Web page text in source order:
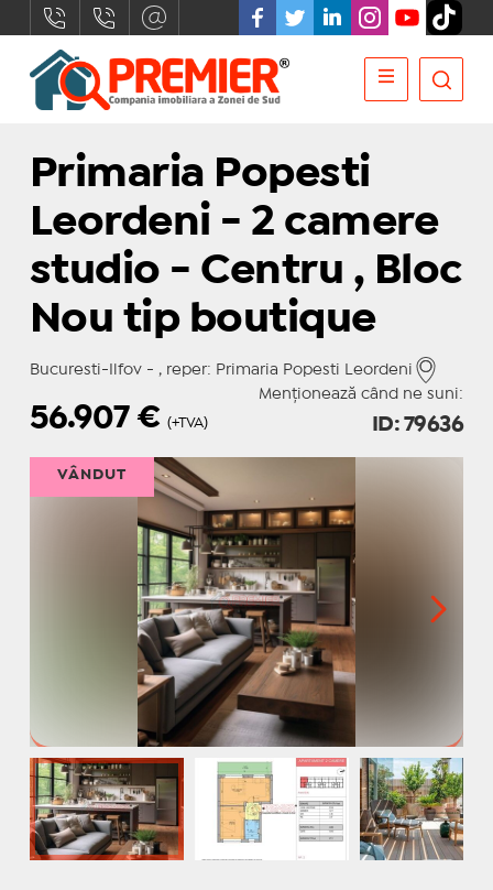
Primaria Popesti
Leordeni - 2 camere
studio - Centru , Bloc
Nou tip boutique
Bucuresti-Ilfov - , reper: Primaria Popesti Leordeni
Menționează când ne suni:
56.907€ (+TVA) ID: 79636
VÂNDUT